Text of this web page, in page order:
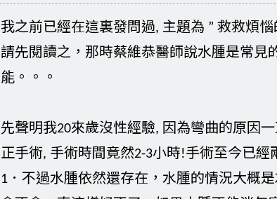
我之前已經在這裏發問過, 主題為 ” 救救煩惱
請先閱讀之，那時蔡維恭醫師說水腫是常見
能。。。
先聲明我20來歲沒性經驗, 因為彎曲的原因
正手術, 手術時間竟然2-3小時!手術至今已經
1．不過水腫依然還存在，水腫的情況大概